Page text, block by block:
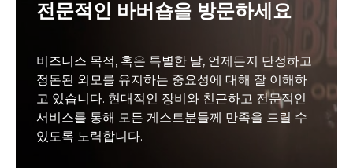
전문적인 바버숍을 방문하세요
비즈니스 목적, 혹은 특별한 날, 언제든지 단정하고
정돈된 외모를 유지하는 중요성에 대해 잘 이해하
고 있습니다. 현대적인 장비와 친근하고 전문적인
서비스를 통해 모든 게스트분들께 만족을 드릴 수
있도록 노력합니다.